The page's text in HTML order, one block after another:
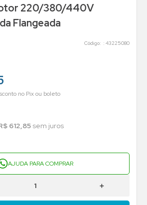
220/380/440V
Flangeada
: 43225080
no Pix ou boleto
612,85 sem juros
AJUDA PARA COMPRAR
＋